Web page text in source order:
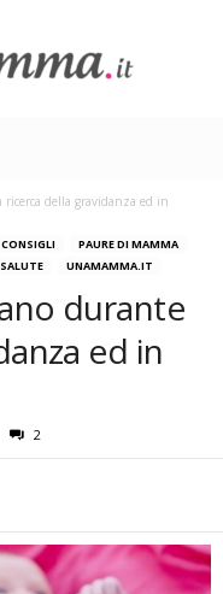
della gravidanza ed in
CONSIGLI
PAURE DI MAMMA
SALUTE UNAMAMMA.IT
durante
ed in
2